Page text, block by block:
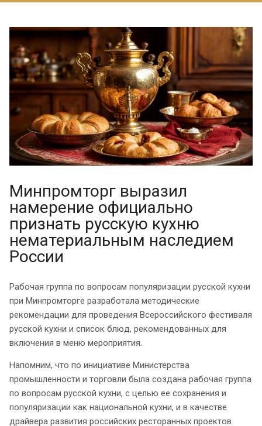
Минпромторг выразил
намерение официально
признать русскую кухню
нематериальным наследием
России
Рабочая группа по вопросам популяризации русской кухни
при Минпромторге разработала методические
рекомендации для проведения Всероссийского фестиваля
русской кухни и список блюд, рекомендованных для
включения в меню мероприятия.
Напомним, что по инициативе Министерства
промышленности и торговли была создана рабочая группа
по вопросам русской кухни, с целью ее сохранения и
популяризации как национальной кухни, и в качестве
драйвера развития российских ресторанных проектов